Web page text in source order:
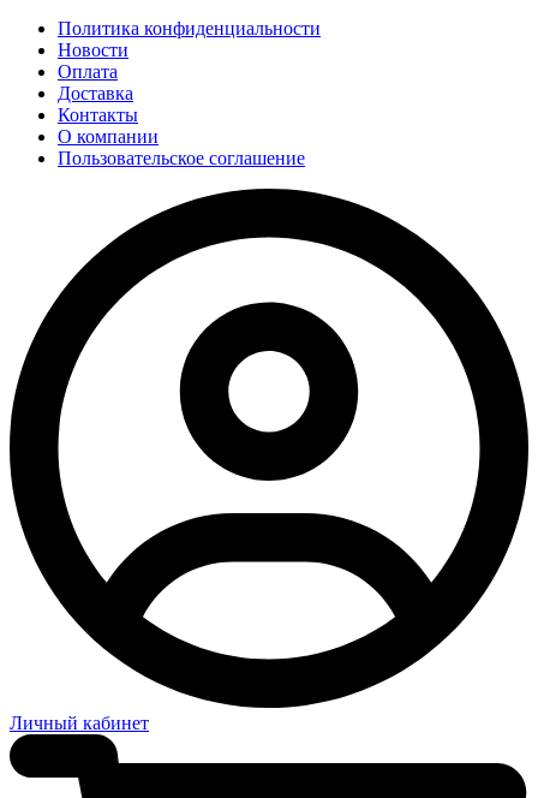
Политика конфиденциальности
Новости
Оплата
Доставка
Контакты
О компании
Пользовательское соглашение
Личный кабинет